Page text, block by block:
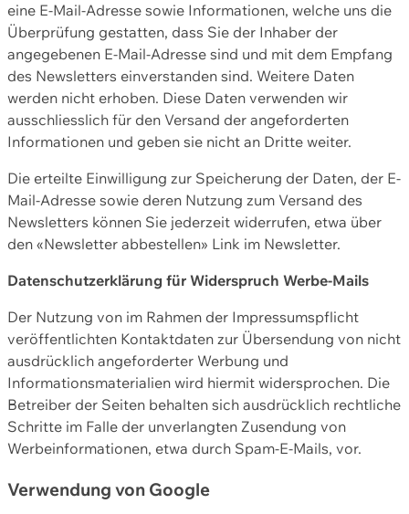
eine E-Mail-Adresse sowie Informationen, welche uns die
Überprüfung gestatten, dass Sie der Inhaber der
angegebenen E-Mail-Adresse sind und mit dem Empfang
des Newsletters einverstanden sind. Weitere Daten
werden nicht erhoben. Diese Daten verwenden wir
ausschliesslich für den Versand der angeforderten
Informationen und geben sie nicht an Dritte weiter.
Die erteilte Einwilligung zur Speicherung der Daten, der E-
Mail-Adresse sowie deren Nutzung zum Versand des
Newsletters können Sie jederzeit widerrufen, etwa über
den «Newsletter abbestellen» Link im Newsletter.
Datenschutzerklärung für Widerspruch Werbe-Mails
Der Nutzung von im Rahmen der Impressumspflicht
veröffentlichten Kontaktdaten zur Übersendung von nicht
ausdrücklich angeforderter Werbung und
Informationsmaterialien wird hiermit widersprochen. Die
Betreiber der Seiten behalten sich ausdrücklich rechtliche
Schritte im Falle der unverlangten Zusendung von
Werbeinformationen, etwa durch Spam-E-Mails, vor.
Verwendung von Google